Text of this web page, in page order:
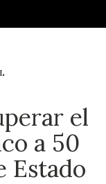
el
a 50
Estado